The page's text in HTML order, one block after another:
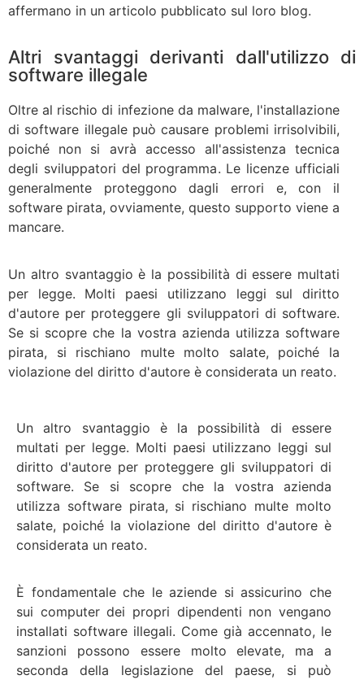
affermano in un articolo pubblicato sul loro blog.
Altri svantaggi derivanti dall'utilizzo di
software illegale
Oltre al rischio di infezione da malware, l'installazione
di software illegale può causare problemi irrisolvibili,
poiché non si avrà accesso all'assistenza tecnica
degli sviluppatori del programma. Le licenze ufficiali
generalmente proteggono dagli errori e, con il
software pirata, ovviamente, questo supporto viene a
mancare.
Un altro svantaggio è la possibilità di essere multati
per legge. Molti paesi utilizzano leggi sul diritto
d'autore per proteggere gli sviluppatori di software.
Se si scopre che la vostra azienda utilizza software
pirata, si rischiano multe molto salate, poiché la
violazione del diritto d'autore è considerata un reato.
Un altro svantaggio è la possibilità di essere
multati per legge. Molti paesi utilizzano leggi sul
diritto d'autore per proteggere gli sviluppatori di
software. Se si scopre che la vostra azienda
utilizza software pirata, si rischiano multe molto
salate, poiché la violazione del diritto d'autore è
considerata un reato.
È fondamentale che le aziende si assicurino che
sui computer dei propri dipendenti non vengano
installati software illegali. Come già accennato, le
sanzioni possono essere molto elevate, ma a
seconda della legislazione del paese, si può